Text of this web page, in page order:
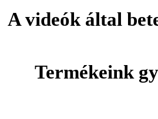
A videók által
Termékeink